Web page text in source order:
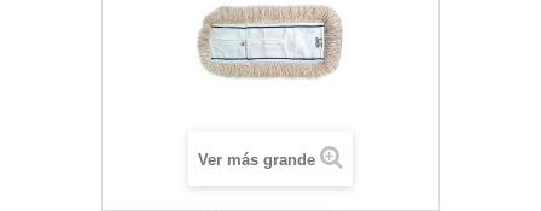
Ver más grande